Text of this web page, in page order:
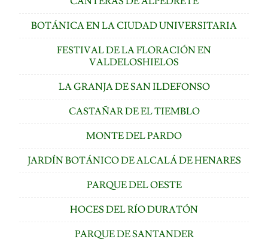
BOTÁNICA EN LA CIUDAD UNIVERSITARIA
FESTIVAL DE LA FLORACIÓN EN
VALDELOSHIELOS
LA GRANJA DE SAN ILDEFONSO
CASTAÑAR DE EL TIEMBLO
MONTE DEL PARDO
JARDÍN BOTÁNICO DE ALCALÁ DE HENARES
PARQUE DEL OESTE
HOCES DEL RÍO DURATÓN
PARQUE DE SANTANDER